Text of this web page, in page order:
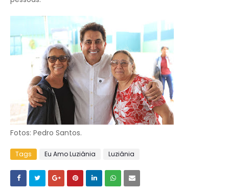
Fotos: Pedro Santos.
Tags Eu Amo Luziânia Luziânia